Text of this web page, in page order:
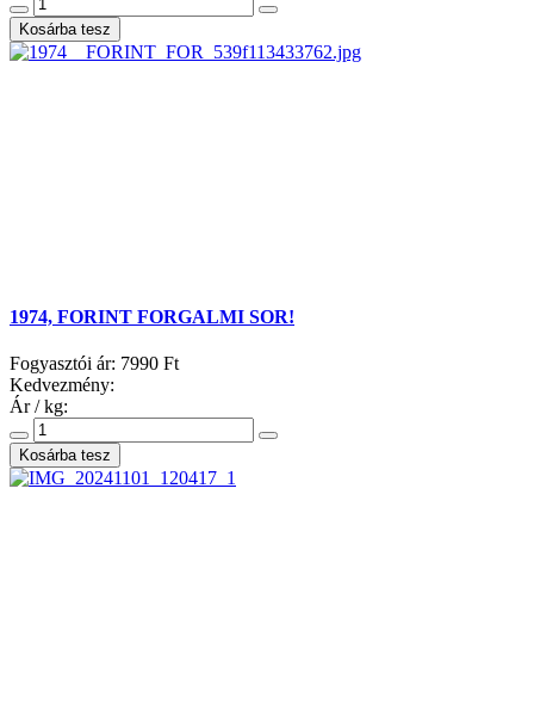
1974, FORINT FORGALMI SOR!
Fogyasztói ár: 7990 Ft
Kedvezmény:
Ár / kg: